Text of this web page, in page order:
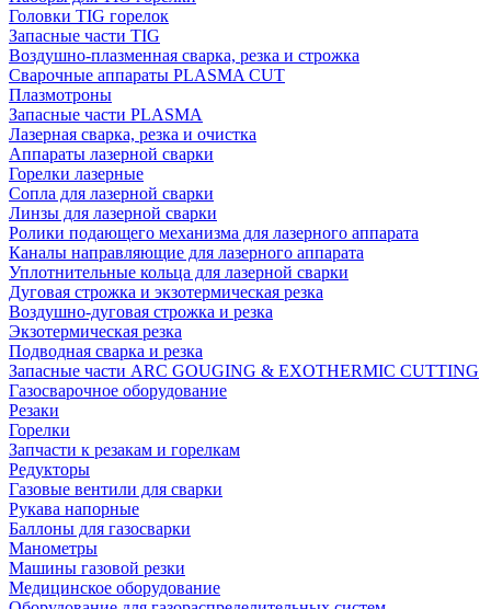
Головки TIG горелок
Запасные части TIG
Воздушно-плазменная сварка, резка и строжка
Сварочные аппараты PLASMA CUT
Плазмотроны
Запасные части PLASMA
Лазерная сварка, резка и очистка
Аппараты лазерной сварки
Горелки лазерные
Сопла для лазерной сварки
Линзы для лазерной сварки
Ролики подающего механизма для лазерного аппарата
Каналы направляющие для лазерного аппарата
Уплотнительные кольца для лазерной сварки
Дуговая строжка и экзотермическая резка
Воздушно-дуговая строжка и резка
Экзотермическая резка
Подводная сварка и резка
Запасные части ARC GOUGING & EXOTHERMIC CUTTING
Газосварочное оборудование
Резаки
Горелки
Запчасти к резакам и горелкам
Редукторы
Газовые вентили для сварки
Рукава напорные
Баллоны для газосварки
Манометры
Машины газовой резки
Медицинское оборудование